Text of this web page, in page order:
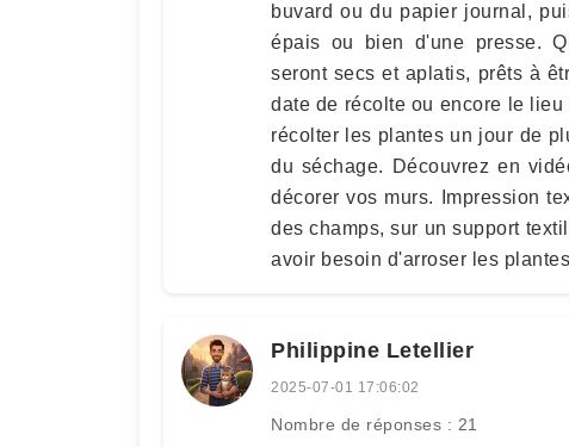
buvard ou du papier journal,
épais ou bien d'une presse.
seront secs et aplatis, prêts à
date de récolte ou encore le
récolter les plantes un jour de
du séchage. Découvrez en
décorer vos murs. Impression
des champs, sur un support
avoir besoin d'arroser les
Philippine Letellier
2025-07-01 17:06:02
Nombre de réponses : 21